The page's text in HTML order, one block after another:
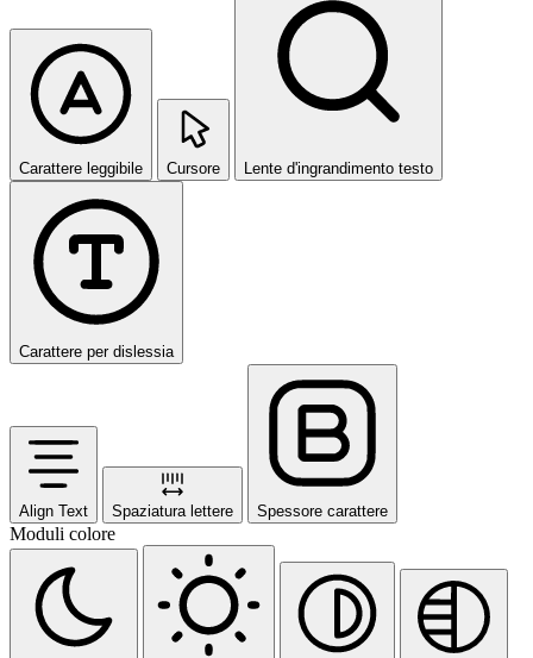
Carattere leggibile Cursore Lente d'ingrandimento testo
Carattere per dislessia
Align Text Spaziatura lettere Spessore carattere
Moduli colore